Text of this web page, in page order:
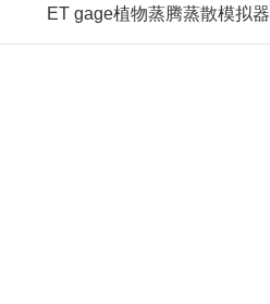
ET gage植物蒸腾蒸散模拟器